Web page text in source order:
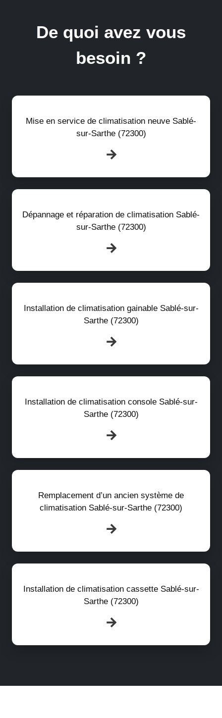
De quoi avez vous
besoin ?
Mise en service de climatisation neuve Sablé-
sur-Sarthe (72300)
Dépannage et réparation de climatisation Sablé-
sur-Sarthe (72300)
Installation de climatisation gainable Sablé-sur-
Sarthe (72300)
Installation de climatisation console Sablé-sur-
Sarthe (72300)
Remplacement d’un ancien système de
climatisation Sablé-sur-Sarthe (72300)
Installation de climatisation cassette Sablé-sur-
Sarthe (72300)